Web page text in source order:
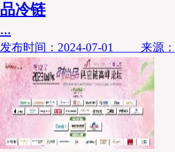
品冷链
...
发布时间：2024-07-01 来源：